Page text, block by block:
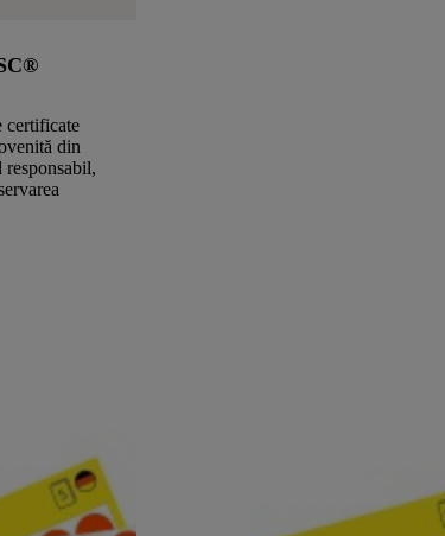
certificate
din
responsabil,